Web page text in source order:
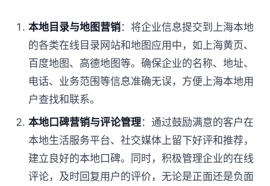
本地目录与地图营销：将企业信息提交到上海本地
的各类在线目录网站和地图应用中，如上海黄页、
百度地图、高德地图等。确保企业的名称、地址、
电话、业务范围等信息准确无误，方便上海本地用
户查找和联系。
本地口碑营销与评论管理：通过鼓励满意的客户在
本地生活服务平台、社交媒体上留下好评和推荐，
建立良好的本地口碑。同时，积极管理企业的在线
评论，及时回复用户的评价，无论是正面还是负面